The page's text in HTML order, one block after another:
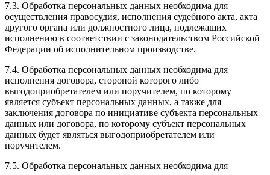
7.3. Обработка персональных данных необходима для
осуществления правосудия, исполнения судебного акта, акта
другого органа или должностного лица, подлежащих
исполнению в соответствии с законодательством Российской
Федерации об исполнительном производстве.
7.4. Обработка персональных данных необходима для
исполнения договора, стороной которого либо
выгодоприобретателем или поручителем, по которому
является субъект персональных данных, а также для
заключения договора по инициативе субъекта персональных
данных или договора, по которому субъект персональных
данных будет являться выгодоприобретателем или
поручителем.
7.5. Обработка персональных данных необходима для